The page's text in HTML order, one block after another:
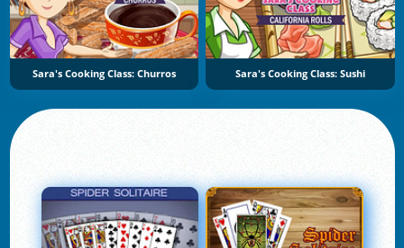
Sara's Cooking Class: Churros Sara's Cooking Class: Sushi